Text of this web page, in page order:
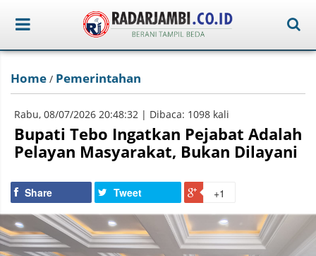
Home / Pemerintahan
Rabu, 08/07/2026 20:48:32 | Dibaca: 1098 kali
Bupati Tebo Ingatkan Pejabat Adalah
Pelayan Masyarakat, Bukan Dilayani
Share Tweet +1